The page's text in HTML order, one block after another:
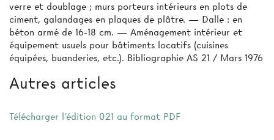
verre et doublage ; murs porteurs intérieurs en plots de
ciment, galandages en plaques de plâtre. — Dalle : en
béton armé de 16-18 cm. — Aménagement intérieur et
équipement usuels pour bâtiments locatifs (cuisines
équipées, buanderies, etc.). Bibliographie AS 21 / Mars 1976
Autres articles
Télécharger l'édition 021 au format PDF